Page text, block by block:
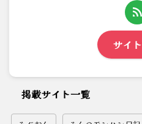
サイ
掲載サイト一覧